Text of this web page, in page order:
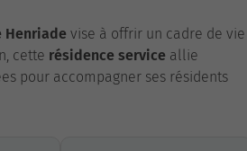
Henriade vise à offrir un cadre de vie
cette résidence service allie
pour accompagner ses résidents